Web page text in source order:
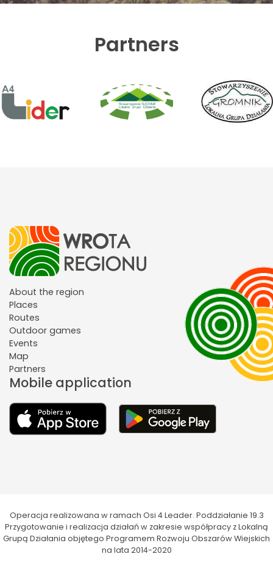
Partners
About the region
Places
Routes
Outdoor games
Events
Map
Partners
Mobile application
Operacja realizowana w ramach Osi 4 Leader. Poddziałanie 19.3
Przygotowanie i realizacja działań w zakresie współpracy z Lokalną
Grupą Działania objętego Programem Rozwoju Obszarów Wiejskich
na lata 2014-2020